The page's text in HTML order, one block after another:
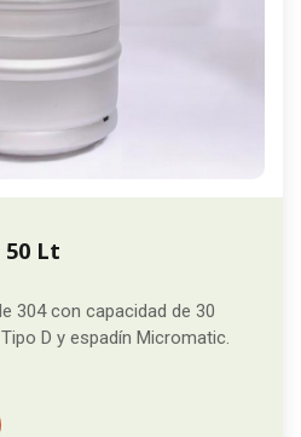
50 Lt
304 con capacidad de 30
D y espadín Micromatic.